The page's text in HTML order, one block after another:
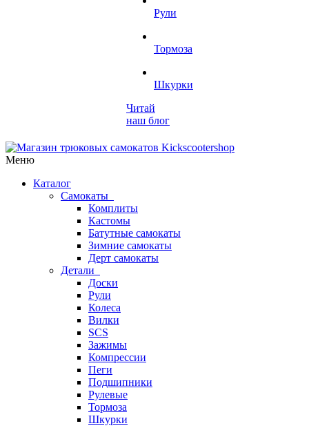
Рули
Тормоза
Шкурки
Читай
наш блог
Меню
Каталог
Самокаты
Комплиты
Кастомы
Батутные самокаты
Зимние самокаты
Дерт самокаты
Детали
Доски
Рули
Колеса
Вилки
SCS
Зажимы
Компрессии
Пеги
Подшипники
Рулевые
Тормоза
Шкурки